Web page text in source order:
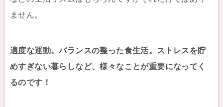
ません。
適度な運動。バランスの整った食生活。ストレスを貯
めすぎない暮らしなど、様々なことが重要になってく
るのです！